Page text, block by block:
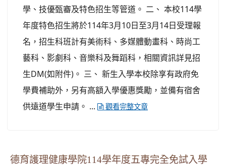
學、技優甄審及特色招生等管道。 二、 本校114學
年度特色招生將於114年3月10日至3月14日受理報
名，招生科班計有美術科、多媒體動畫科、時尚工
藝科、影劇科、音樂科及舞蹈科，相關資訊詳見招
生DM(如附件)。 三、 新生入學本校除享有政府免
學費補助外，另有高額入學優惠獎勵，並備有宿舍
供遠道學生申請。 ...
觀看完整文章
德育護理健康學院114學年度五專完全免試入學